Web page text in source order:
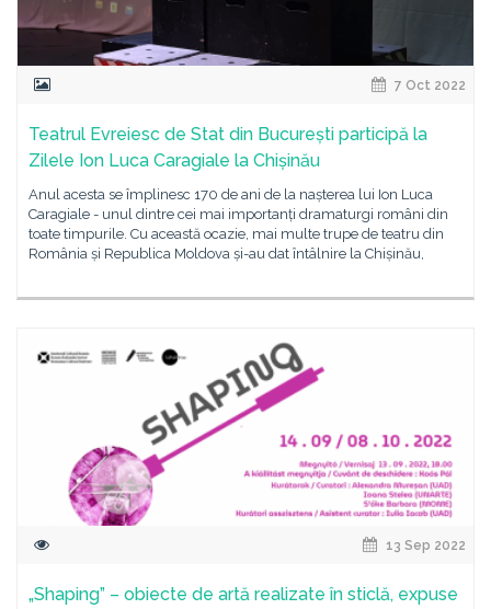
7 Oct 2022
Teatrul Evreiesc de Stat din București participă la
Zilele Ion Luca Caragiale la Chișinău
Anul acesta se împlinesc 170 de ani de la nașterea lui Ion Luca
Caragiale - unul dintre cei mai importanți dramaturgi români din
toate timpurile. Cu această ocazie, mai multe trupe de teatru din
România și Republica Moldova și-au dat întâlnire la Chișinău,
13 Sep 2022
„Shaping” – obiecte de artă realizate în sticlă, expuse